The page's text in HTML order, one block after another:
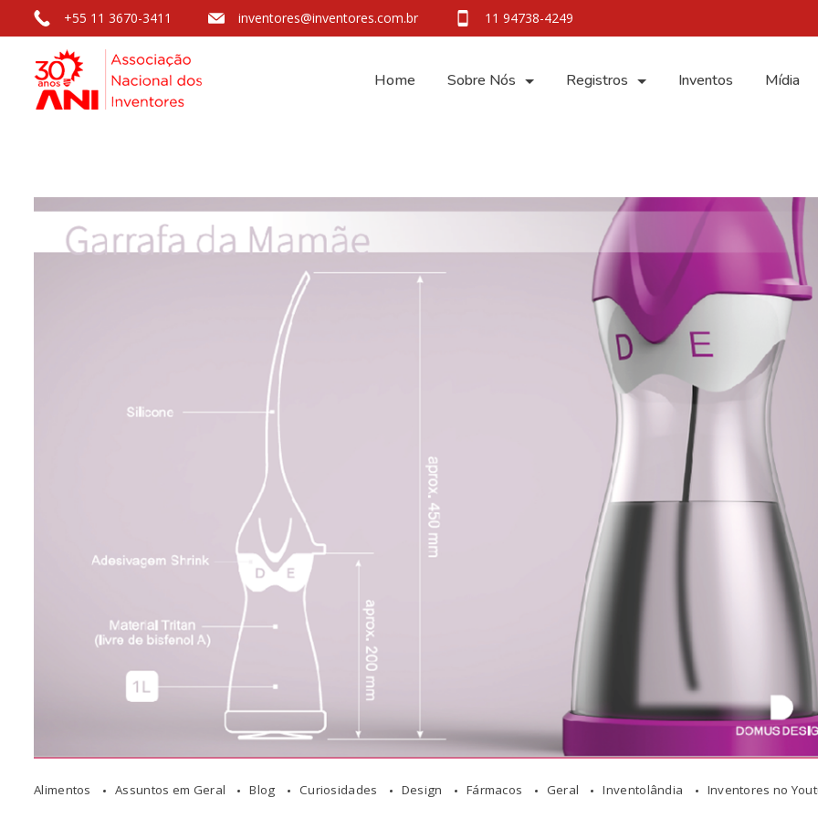
+55 11 3670-3411 inventores@inventores.com.br 11 94738-4249
Home Sobre Nós Registros Inventos Mídia
Alimentos Assuntos em Geral Blog Curiosidades Design Fármacos Geral Inventolândia Inventores no